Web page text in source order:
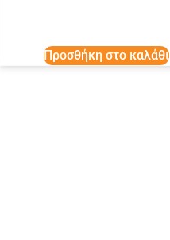
Προσθήκη στο καλάθι